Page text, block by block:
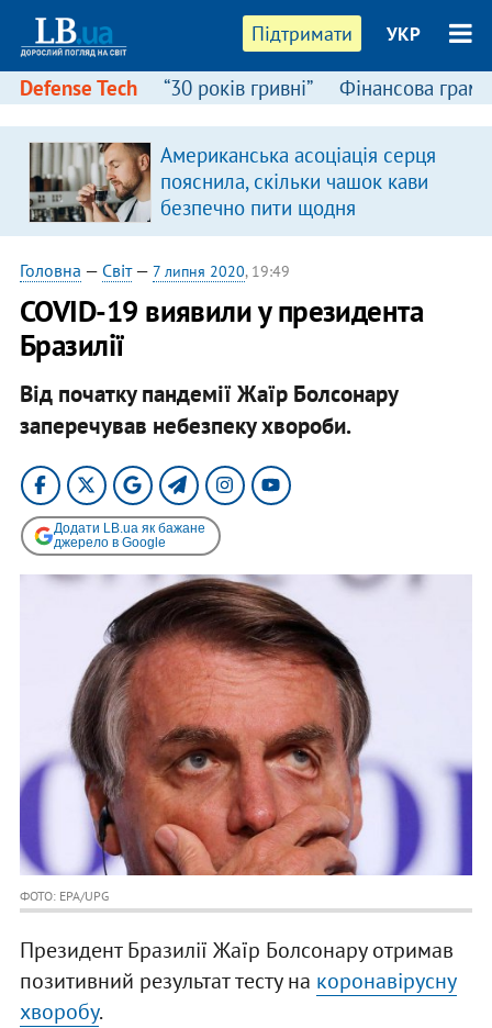
Підтримати УКР
Defense Tech “30 років гривні” Фінансова
Американська асоціація серця
пояснила, скільки чашок кави
безпечно пити щодня
Головна — Світ— 7 липня 2020, 19:49
COVID-19 виявили у президента
Бразилії
Від початку пандемії Жаїр Болсонару
заперечував небезпеку хвороби.
Додати LB.ua як бажане
джерело в Google
ФОТО: EPA/UPG
Президент Бразилії Жаїр Болсонару отримав
позитивний результат тесту на коронавірусну
хворобу.